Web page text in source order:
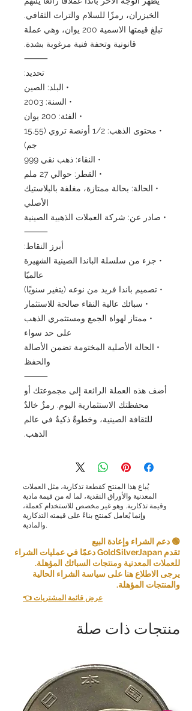
الخيزران، رمزًا للسلام والتراث الثقافي.
تبلغ قيمتها الاسمية 200 يوان، وهي عملة
قانونية وتحفة فنية مرغوبة بشدة.
⸻
تحديد:
• البلد: الصين
• السنة: 2003
• الفئة: 200 يوان
• محتوى الذهب: 1/2 أونصة تروي (15.55
جم)
• النقاء: ذهب نقي 999
• القطر: حوالي 27 ملم
• الحالة: بحالة ممتازة، مغلفة بالبلاستيك
الأصلي
• صادر عن: شركة العملات الذهبية الصينية
⸻
أبرز النقاط:
• جزء من سلسلة الباندا الصينية الشهيرة
عالميًا
• تصميم باندا فريد من نوعه (يتغير سنويًا)
• سبائك عالية النقاء صالحة للاستثمار
• ممتاز لهواة الجمع ومستثمري الذهب
على حد سواء
• الحالة الأصلية المختومة تضمن الأصالة
والحفظ
⸻
أضف هذه العملة الرائعة إلى مجموعتك أو
محفظتك الاستثمارية اليوم. رمزٌ خالدٌ
للثقافة الصينية، وخطوةٌ ذكيةٌ في عالم
الذهب.
يُباع هذا المنتج كقطعة تذكارية، مثل العملات
المعدنية والأوراق النقدية، لما له من قيمة مادية
وقيمة تذكارية. وهو غير مخصص للاستخدام كعملة،
وإنما يُعامل كمنتج بناءً على قيمته التذكارية
🟢 دعم الشراء وإعادة البيع
تقدم GoldSilverJapan دعمًا في عمليات الشراء
للعملات المعدنية ومنتجات السبائك المؤهلة.
يرجى الاطلاع هنا على سياسة الشراء الحالية
والمنتجات المؤهلة.
👈 عرض قائمة المشتريات
منتجات ذات صلة